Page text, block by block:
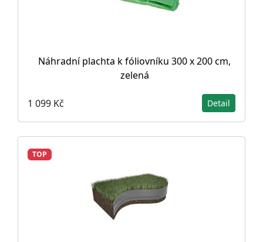
Náhradní plachta k fóliovníku 300 x 200 cm,
zelená
1 099 Kč Detail
TOP